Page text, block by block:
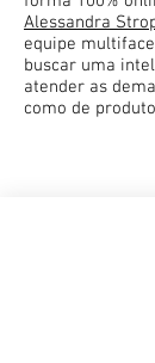
Alessandra
equipe
buscar uma
atender as
como de